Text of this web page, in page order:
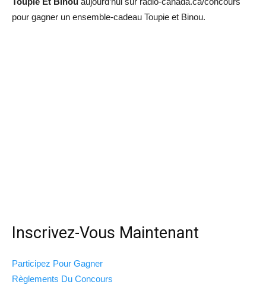
pour gagner un ensemble-cadeau Toupie et Binou.
Inscrivez-Vous Maintenant
Participez Pour Gagner
Règlements Du Concours